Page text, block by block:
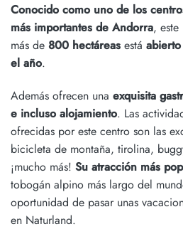
Conocido como uno de los
más importantes de Andorra,
más de 800 hectáreas está
el año.
Además ofrecen una exquisita
e incluso alojamiento. Las
ofrecidas por este centro son las
bicicleta de montaña, tirolina,
¡mucho más! Su atracción más
tobogán alpino más largo del
oportunidad de pasar unas
en Naturland.